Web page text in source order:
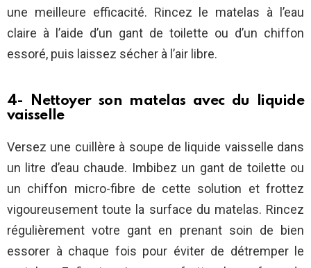
une meilleure efficacité. Rincez le matelas à l’eau
claire à l’aide d’un gant de toilette ou d’un chiffon
essoré, puis laissez sécher à l’air libre.
4- Nettoyer son matelas avec du liquide
vaisselle
Versez une cuillère à soupe de liquide vaisselle dans
un litre d’eau chaude. Imbibez un gant de toilette ou
un chiffon micro-fibre de cette solution et frottez
vigoureusement toute la surface du matelas. Rincez
régulièrement votre gant en prenant soin de bien
essorer à chaque fois pour éviter de détremper le